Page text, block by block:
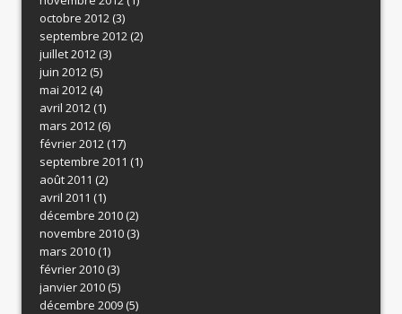
octobre 2012(3)
septembre 2012(2)
juillet 2012(3)
juin 2012(5)
mai 2012(4)
avril 2012(1)
mars 2012(6)
février 2012(17)
septembre 2011 (1)
août 2011 (2)
avril 2011 (1)
décembre 2010(2)
novembre 2010(3)
mars 2010(1)
février 2010(3)
janvier 2010(5)
décembre 2009(5)